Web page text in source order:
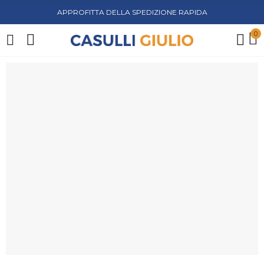
APPROFITTA DELLA SPEDIZIONE RAPIDA
0